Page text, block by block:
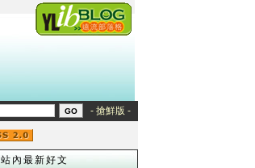
- 搶鮮版 -
站內最新好文